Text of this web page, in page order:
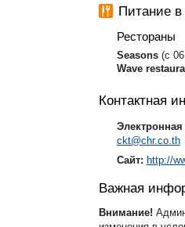
Питание в
Рестораны
Seasons (с
Wave
Контактная
Электронная
ckt@chr.co.th
Сайт: http://
Важная
Внимание!